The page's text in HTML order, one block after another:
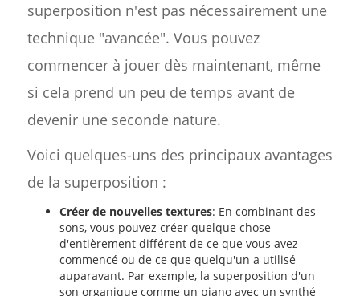
superposition n'est pas nécessairement une
technique "avancée". Vous pouvez
commencer à jouer dès maintenant, même
si cela prend un peu de temps avant de
devenir une seconde nature.
Voici quelques-uns des principaux avantages
de la superposition :
Créer de nouvelles textures: En combinant des
sons, vous pouvez créer quelque chose
d'entièrement différent de ce que vous avez
commencé ou de ce que quelqu'un a utilisé
auparavant. Par exemple, la superposition d'un
son organique comme un piano avec un synthé